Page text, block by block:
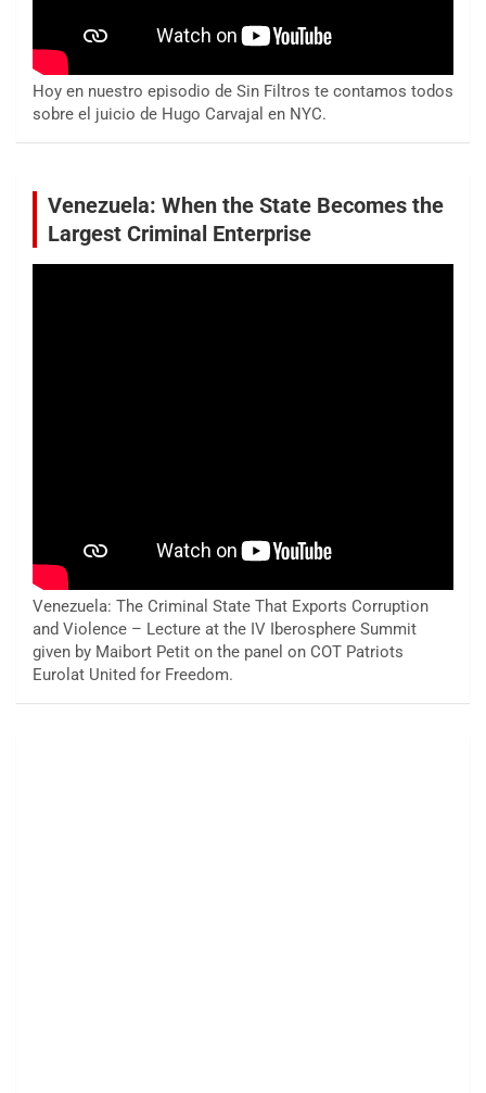
Hoy en nuestro episodio de Sin Filtros te contamos todos
sobre el juicio de Hugo Carvajal en NYC.
Venezuela: When the State Becomes the
Largest Criminal Enterprise
Venezuela: The Criminal State That Exports Corruption
and Violence – Lecture at the IV Iberosphere Summit
given by Maibort Petit on the panel on COT Patriots
Eurolat United for Freedom.